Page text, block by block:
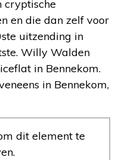
cryptische
en die dan zelf voor
uitzending in
Willy Walden
in Bennekom.
in Bennekom,
dit element te